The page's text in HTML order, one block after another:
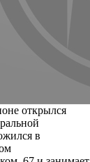
открылся
в